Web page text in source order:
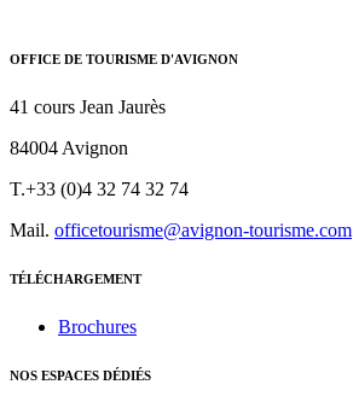
OFFICE DE TOURISME D'AVIGNON
41 cours Jean Jaurès
84004 Avignon
T.+33 (0)4 32 74 32 74
Mail. officetourisme@avignon-tourisme.com
TÉLÉCHARGEMENT
Brochures
NOS ESPACES DÉDIÉS